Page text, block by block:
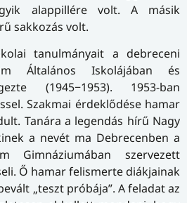
alappillére volt. A másik
sakkozás volt.
tanulmányait a debreceni
Általános Iskolájában és
(1945−1953). 1953-ban
Szakmai érdeklődése hamar
Tanára a legendás hírű Nagy
a nevét ma Debrecenben a
Gimnáziumában szervezett
Ő hamar felismerte diákjainak
„teszt próbája”. A feladat az